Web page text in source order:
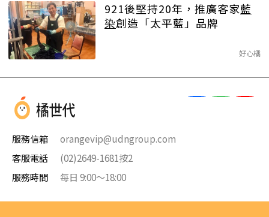
921後堅持20年，推廣客家藍
染創造「太平藍」品牌
好心橘
服務信箱
orangevip@udngroup.com
客服電話
(02)2649-1681按2
服務時間
每日 9:00～18:00